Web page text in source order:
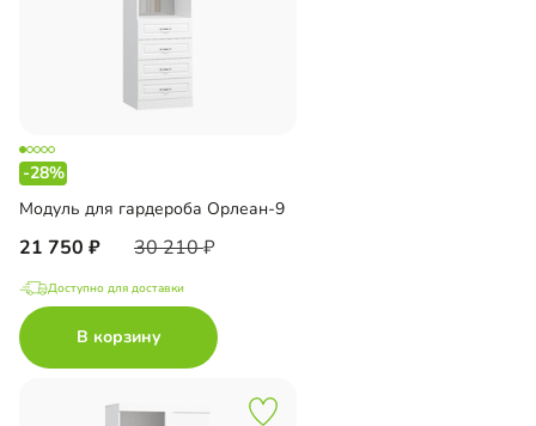
-28%
Модуль для гардероба Орлеан-9
21 750 30 210
Доступно для доставки
В корзину